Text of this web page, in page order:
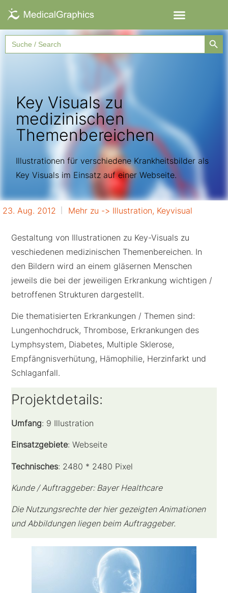
Search
for:
Key Visuals zu
medizinischen
Themenbereichen
Illustrationen für verschiedene Krankheitsbilder als
Key Visuals im Einsatz auf einer Webseite.
23. Aug. 2012 Mehr zu -> Illustration, Keyvisual
Gestaltung von Illustrationen zu Key-Visuals zu
veschiedenen medizinischen Themenbereichen. In
den Bildern wird an einem gläsernen Menschen
jeweils die bei der jeweiligen Erkrankung wichtigen /
betroffenen Strukturen dargestellt.
Die thematisierten Erkrankungen / Themen sind:
Lungenhochdruck, Thrombose, Erkrankungen des
Lymphsystem, Diabetes, Multiple Sklerose,
Empfängnisverhütung, Hämophilie, Herzinfarkt und
Schlaganfall.
Projektdetails:
Umfang: 9 Illustration
Einsatzgebiete: Webseite
Technisches: 2480 * 2480 Pixel
Kunde / Auftraggeber: Bayer Healthcare
Die Nutzungsrechte der hier gezeigten Animationen
und Abbildungen liegen beim Auftraggeber.